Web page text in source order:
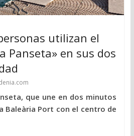
utilizan el
Panseta» en sus dos
que une en dos minutos
Baleària Port con el centro de